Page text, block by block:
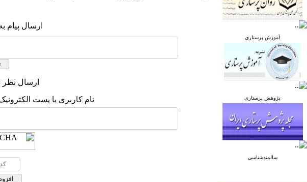
آموزش پرستاری
پژوهش پرستاری
سالمندشناسی
ارسال پیام
ارسال نظر
نام کاربری یا پست